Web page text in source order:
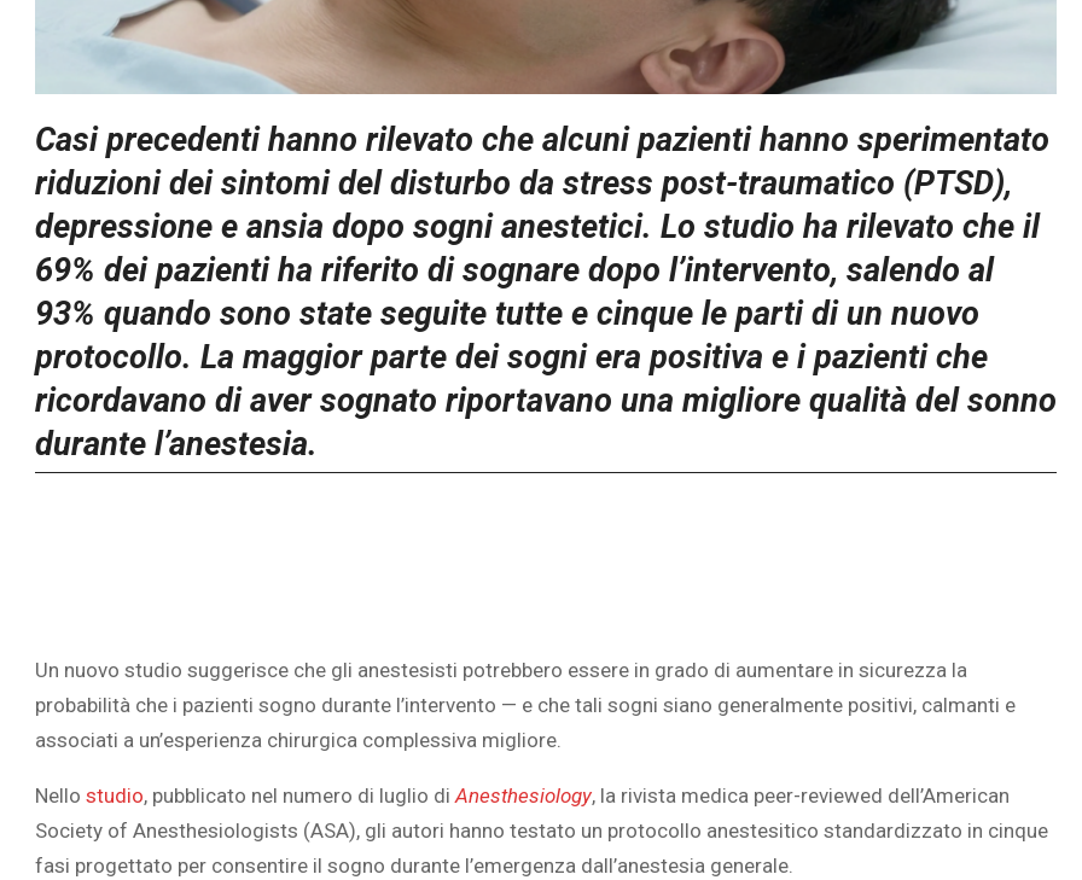
Casi precedenti hanno rilevato che alcuni pazienti hanno sperimentato
riduzioni dei sintomi del disturbo da stress post-traumatico (PTSD),
depressione e ansia dopo sogni anestetici. Lo studio ha rilevato che il
69% dei pazienti ha riferito di sognare dopo l’intervento, salendo al
93% quando sono state seguite tutte e cinque le parti di un nuovo
protocollo. La maggior parte dei sogni era positiva e i pazienti che
ricordavano di aver sognato riportavano una migliore qualità del sonno
durante l’anestesia.
Un nuovo studio suggerisce che gli anestesisti potrebbero essere in grado di aumentare in sicurezza la
probabilità che i pazienti sogno durante l’intervento — e che tali sogni siano generalmente positivi, calmanti e
associati a un’esperienza chirurgica complessiva migliore.
Nello studio, pubblicato nel numero di luglio di Anesthesiology, la rivista medica peer-reviewed dell’American
Society of Anesthesiologists (ASA), gli autori hanno testato un protocollo anestesitico standardizzato in cinque
fasi progettato per consentire il sogno durante l’emergenza dall’anestesia generale.